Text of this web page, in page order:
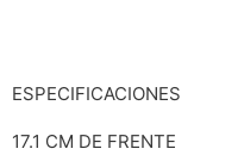
ESPECIFICACIONES
17.1 CM DE FRENTE